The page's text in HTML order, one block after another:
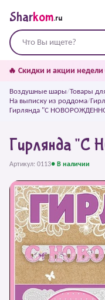
Sharkom.ru
🔥 Скидки и акции недели
Воздушные шары/Товары
На выписку из роддома/
Гирлянда "С
Гирлянда
Артикул: 0113● В наличии